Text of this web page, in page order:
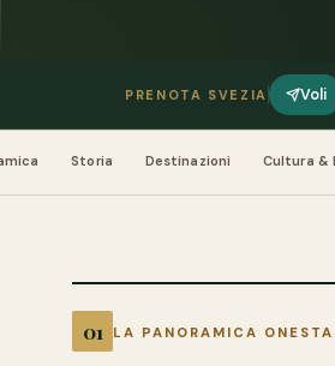
PRENOTA SVEZIA Voli
Storia Destinazioni Cultura &
LA PANORAMICA ONESTA